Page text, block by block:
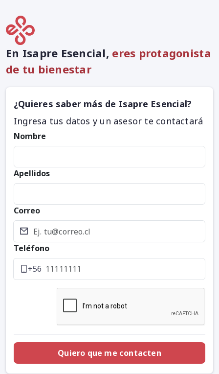
En Isapre Esencial, eres protagonista
de tu bienestar
¿Quieres saber más de Isapre Esencial?
Ingresa tus datos y un asesor te contactará
Nombre
Apellidos
Correo
Teléfono
+56